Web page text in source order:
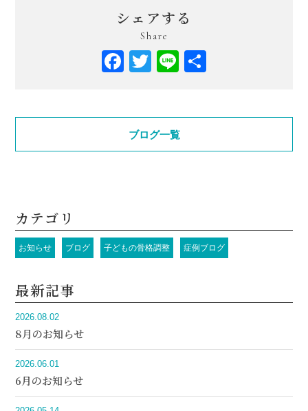
シェアする
Share
Facebook
Twitter
Line
ブログ一覧
カテゴリ
お知らせ ブログ 子どもの骨格調整 症例ブログ
最新記事
2026.08.02
8月のお知らせ
2026.06.01
6月のお知らせ